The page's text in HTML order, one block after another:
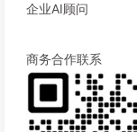
企业AI顾问
商务合作联系